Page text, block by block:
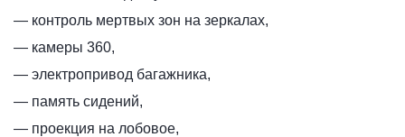
— контроль мертвых зон на зеркалах,
— камеры 360,
— электропривод багажника,
— память сидений,
— проекция на лобовое,